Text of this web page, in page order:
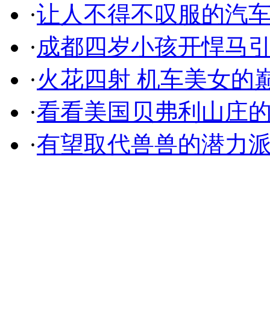
·让人不得不叹服的汽
·成都四岁小孩开悍马
·火花四射 机车美女的
·看看美国贝弗利山庄
·有望取代兽兽的潜力